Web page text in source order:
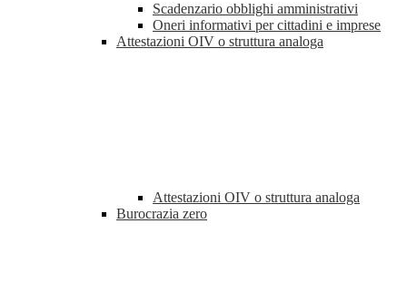
Scadenzario obblighi amministrativi
Oneri informativi per cittadini e imprese
Attestazioni OIV o struttura analoga
Attestazioni OIV o struttura analoga
Burocrazia zero